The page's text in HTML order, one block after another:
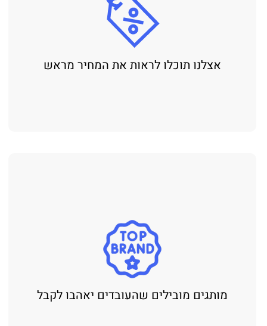
אצלנו תוכלו לראות את המחיר מראש
מותגים מובילים שהעובדים יאהבו לקבל